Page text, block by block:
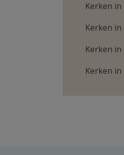
Kerken
Kerken
Kerken
Kerken